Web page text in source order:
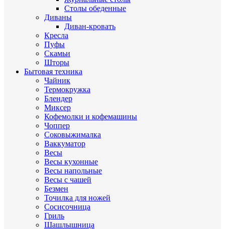
Столы обеденные
Диваны
Диван-кровать
Кресла
Пуфы
Скамьи
Шторы
Бытовая техника
Чайник
Термокружка
Блендер
Миксер
Кофемолки и кофемашины
Чоппер
Соковыжималка
Ваккуматор
Весы
Весы кухонные
Весы напольные
Весы с чашей
Безмен
Точилка для ножей
Сосисочница
Гриль
Шашлышница